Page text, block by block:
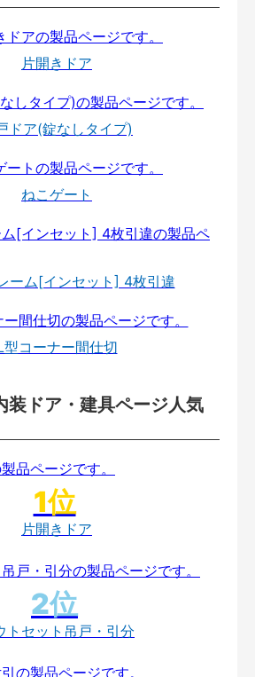
片開きドア
ドア(錠なしタイプ)
ねこゲート
ーム[インセット] 4枚引違
型コーナー間仕切
装ドア・建具ページ人気
片開きドア
トセット吊戸・引分